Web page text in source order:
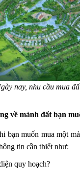
nay, nhu cầu mua
về mảnh đất bạn
bạn muốn mua một
tin cần thiết như:
quy hoạch?